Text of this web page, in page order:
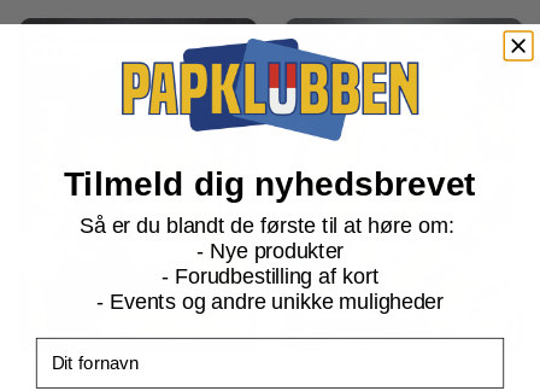
Tilmeld dig nyhedsbrevet
Så er du blandt de første til at høre om:
- Nye produkter
- Forudbestilling af kort
- Events og andre unikke muligheder